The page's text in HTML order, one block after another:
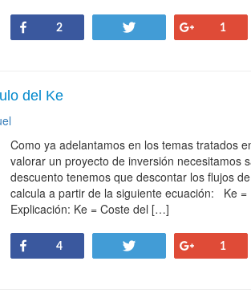
Share
2 1
del Ke
Como ya adelantamos en los temas tratados
valorar un proyecto de inversión necesitamos
descuento tenemos que descontar los flujos
calcula a partir de la siguiente ecuación: Ke =
Explicación: Ke = Coste del […]
Share
4 1